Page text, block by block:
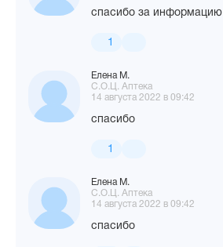
спасибо за информацию
1
Елена М.
С.О.Ц. Аптека
14 августа 2022 в 09:42
спасибо
1
Елена М.
С.О.Ц. Аптека
14 августа 2022 в 09:42
спасибо